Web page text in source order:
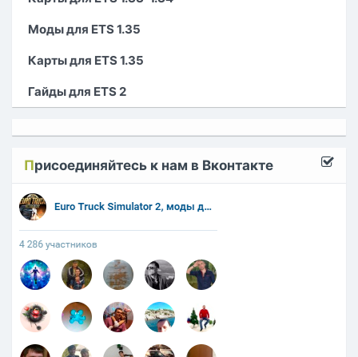
Моды для ETS 1.35
Карты для ETS 1.35
Гайды для ETS 2
Присоединяйтесь к нам в Вконтакте